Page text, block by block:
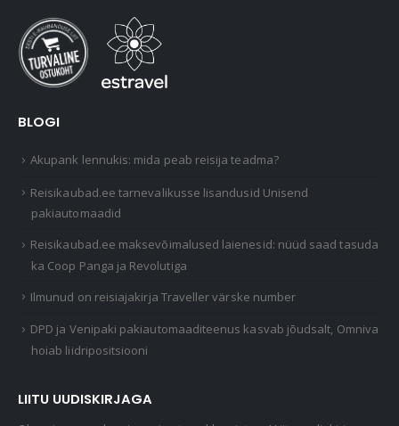
BLOGI
Akupank lennukis: mida peab reisija teadma?
Reisikaubad.ee tarnevalikusse lisandusid Unisend
pakiautomaadid
Reisikaubad.ee maksevõimalused laienesid: nüüd saad tasuda
ka Coop Panga ja Revolutiga
Ilmunud on reisiajakirja Traveller värske number
DPD ja Venipaki pakiautomaaditeenus kasvab jõudsalt, Omniva
hoiab liidripositsiooni
LIITU UUDISKIRJAGA